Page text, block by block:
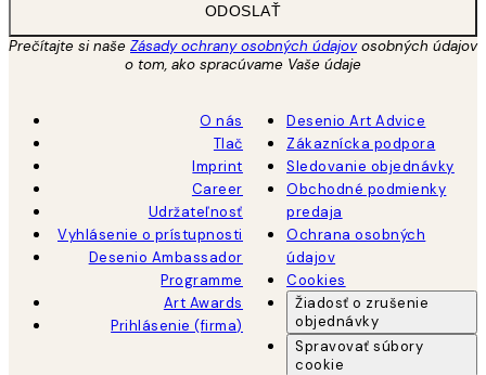
ODOSLAŤ
Prečítajte si naše Zásady ochrany osobných údajovosobných údajov
o tom, ako spracúvame Vaše údaje
O nás
Tlač
Imprint
Career
Udržateľnosť
Vyhlásenie o prístupnosti
Desenio Ambassador
Programme
Art Awards
Prihlásenie (firma)
Desenio Art Advice
Zákaznícka podpora
Sledovanie objednávky
Obchodné podmienky
predaja
Ochrana osobných
údajov
Cookies
Žiadosť o zrušenie
objednávky
Spravovať súbory
cookie